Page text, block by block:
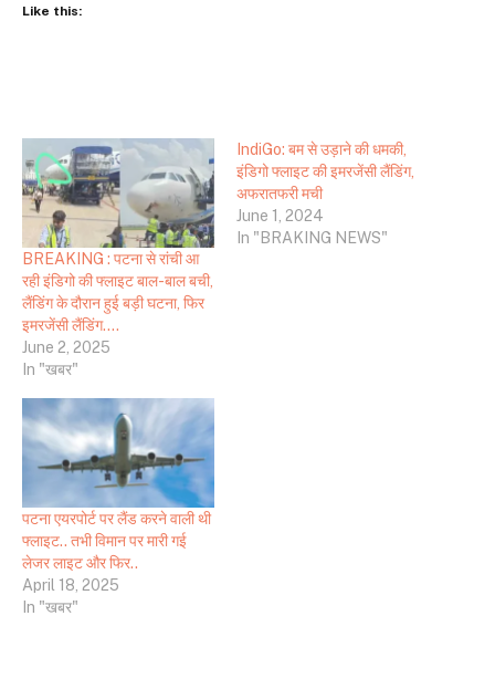
Like this:
BREAKING : पटना से रांची आ
रही इंडिगो की फ्लाइट बाल-बाल बची,
लैंडिंग के दौरान हुई बड़ी घटना, फिर
इमरजेंसी लैंडिंग….
June 2, 2025
In "खबर"
IndiGo: बम से उड़ाने की धमकी,
इंडिगो फ्लाइट की इमरजेंसी लैंडिंग,
अफरातफरी मची
June 1, 2024
In "BRAKING NEWS"
पटना एयरपोर्ट पर लैंड करने वाली थी
फ्लाइट.. तभी विमान पर मारी गई
लेजर लाइट और फिर..
April 18, 2025
In "खबर"